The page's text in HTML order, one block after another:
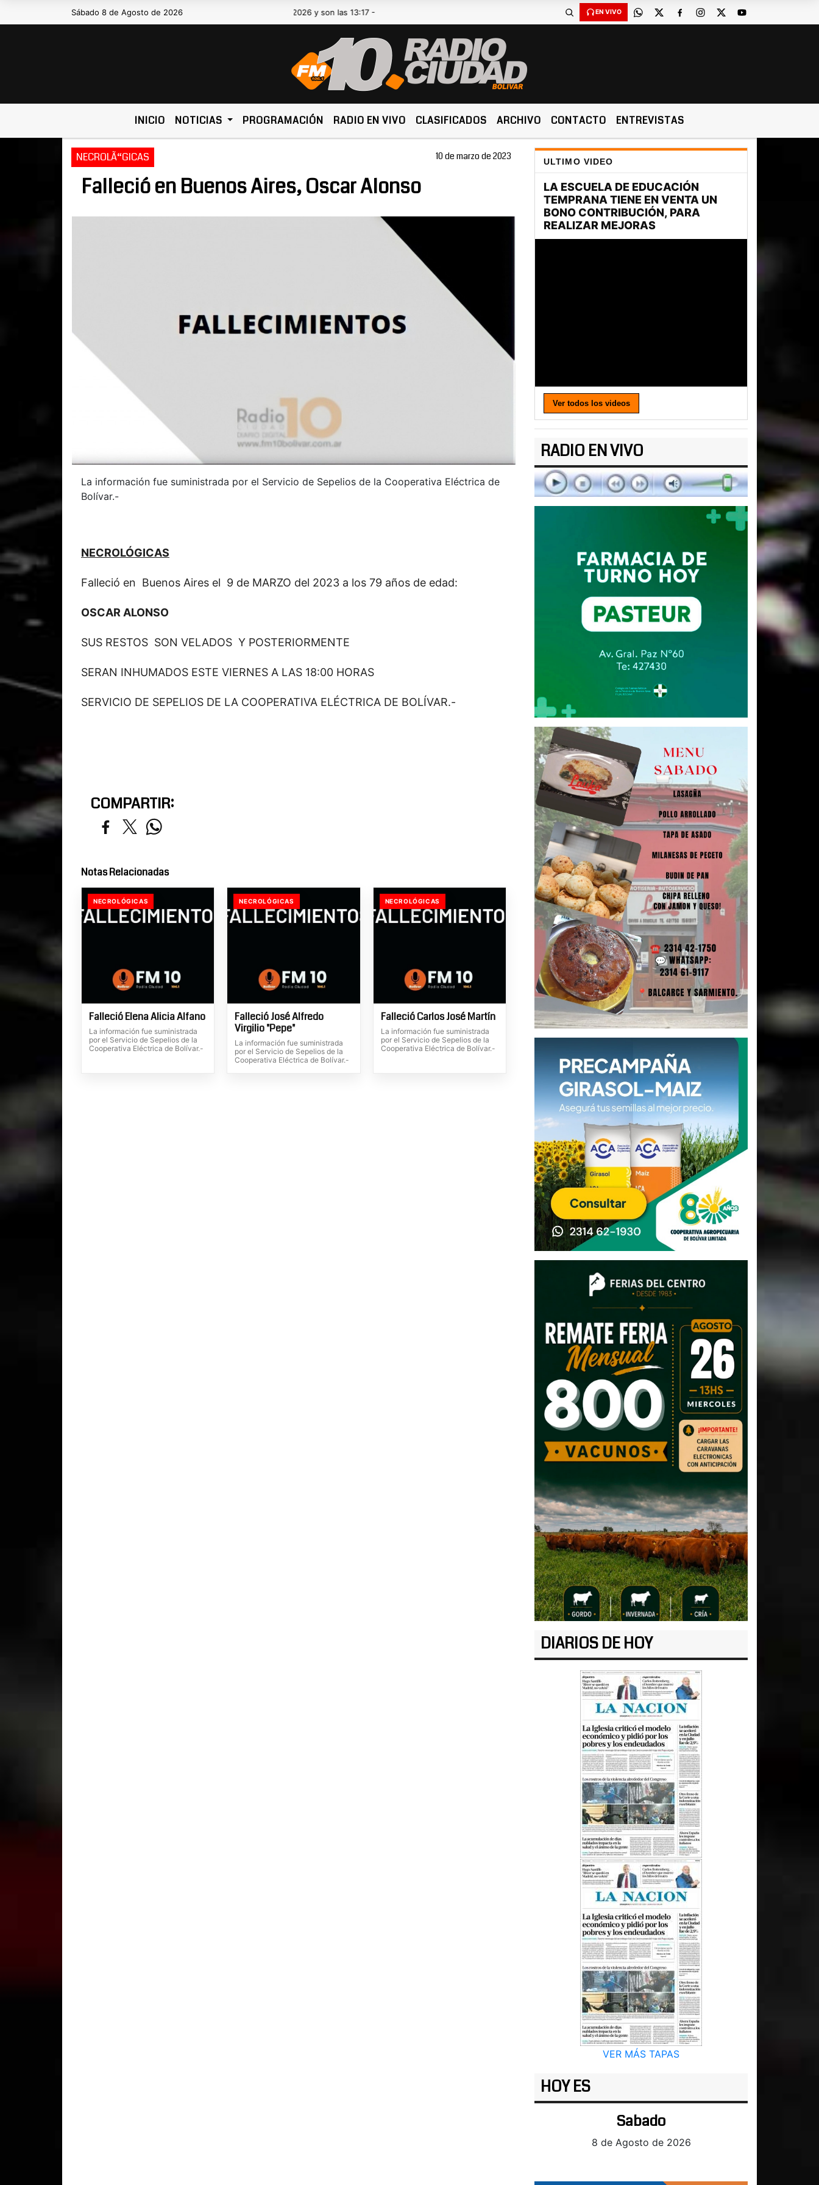
Sábado 8 de Agosto de 2026Hoy es Sábado 8 de Agosto de 2026 y son las 13:17 - EN VIVO
INICIO NOTICIAS PROGRAMACIÓN RADIO EN VIVO CLASIFICADOS ARCHIVO CONTACTO ENTREVISTAS
NECROLÃ“GICAS 10 de marzo de 2023
Falleció en Buenos Aires, Oscar Alonso
La información fue suministrada por el Servicio de Sepelios de la Cooperativa Eléctrica de
Bolívar.-
NECROLÓGICAS
Falleció en Buenos Aires el 9 de MARZO del 2023 a los 79 años de edad:
OSCAR ALONSO
SUS RESTOS SON VELADOS Y POSTERIORMENTE
SERAN INHUMADOS ESTE VIERNES A LAS 18:00 HORAS
SERVICIO DE SEPELIOS DE LA COOPERATIVA ELÉCTRICA DE BOLÍVAR.-
COMPARTIR:
Notas Relacionadas
NECROLÓGICAS
Falleció Elena Alicia Alfano
La información fue suministrada
por el Servicio de Sepelios de la
Cooperativa Eléctrica de Bolívar.-
NECROLÓGICAS
Falleció José Alfredo
Virgilio "Pepe"
La información fue suministrada
por el Servicio de Sepelios de la
Cooperativa Eléctrica de Bolívar.-
NECROLÓGICAS
Falleció Carlos José Martín
La información fue suministrada
por el Servicio de Sepelios de la
Cooperativa Eléctrica de Bolívar.-
ULTIMO VIDEO
Ver todos los videos
RADIO EN VIVO
DIARIOS DE HOY
VER MÁS TAPAS
HOY ES
Sabado
8 de Agosto de 2026